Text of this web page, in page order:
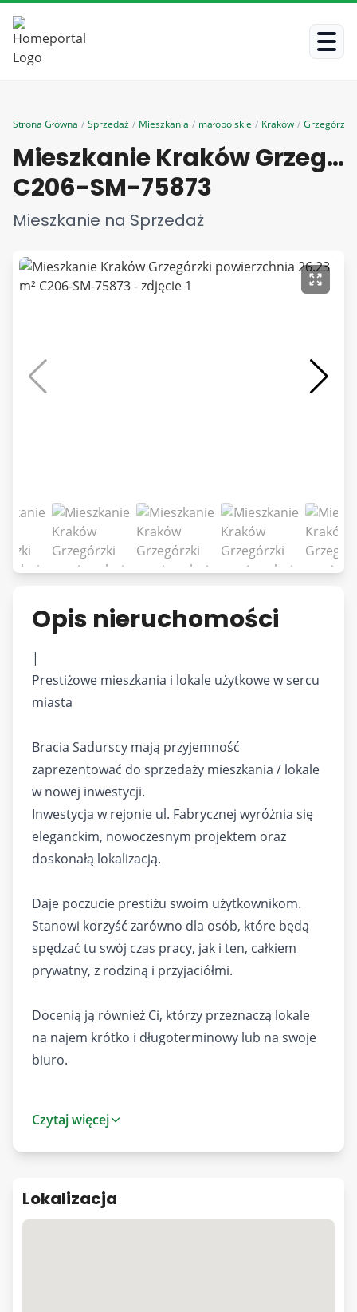
Strona Główna / Sprzedaż / Mieszkania / małopolskie / Kraków / Grzegórzki
Mieszkanie Kraków Grzegórzki powierzchnia 26.23 m²
C206-SM-75873
Mieszkanie na Sprzedaż
Opis nieruchomości
|
Prestiżowe mieszkania i lokale użytkowe w sercu
miasta
Bracia Sadurscy mają przyjemność
zaprezentować do sprzedaży mieszkania / lokale
w nowej inwestycji.
Inwestycja w rejonie ul. Fabrycznej wyróżnia się
eleganckim, nowoczesnym projektem oraz
doskonałą lokalizacją.
Daje poczucie prestiżu swoim użytkownikom.
Stanowi korzyść zarówno dla osób, które będą
spędzać tu swój czas pracy, jak i ten, całkiem
prywatny, z rodziną i przyjaciółmi.
Docenią ją również Ci, którzy przeznaczą lokale
na najem krótko i długoterminowy lub na swoje
biuro.
aktywnych ludzi w przestrzeniach
gwarantujących komfort i spokój, przyjaznych
W ofercie wiele lokali użytkowych do dowolnej
Czytaj więcej
Lokalizacja